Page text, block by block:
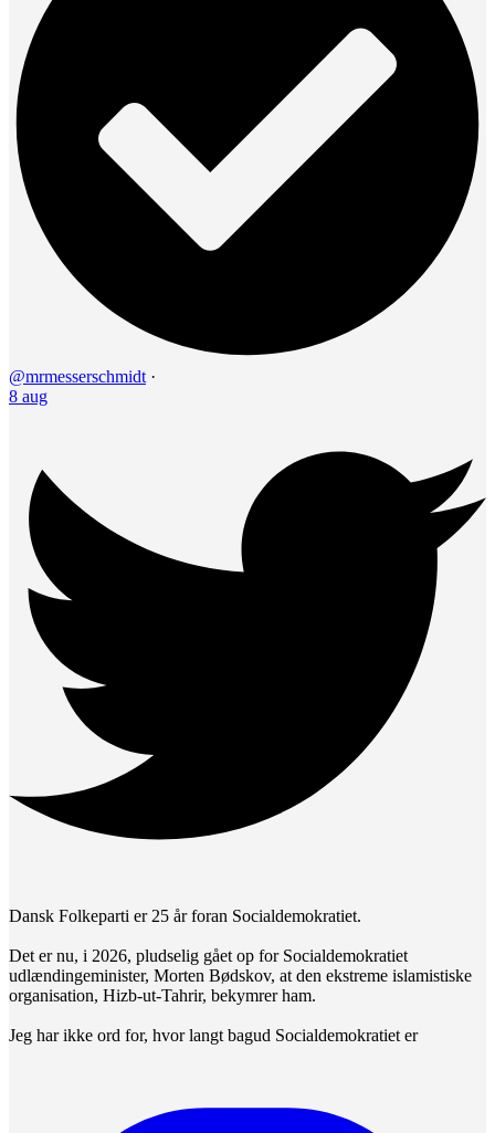
@mrmesserschmidt ·
8 aug
Dansk Folkeparti er 25 år foran Socialdemokratiet.
Det er nu, i 2026, pludselig gået op for Socialdemokratiet
udlændingeminister, Morten Bødskov, at den ekstreme islamistiske
organisation, Hizb-ut-Tahrir, bekymrer ham.
Jeg har ikke ord for, hvor langt bagud Socialdemokratiet er